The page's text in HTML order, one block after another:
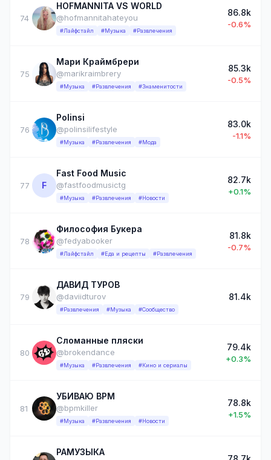
74
HOFMANNITA VS WORLD
@hofmannitahateyou
#Лайфстайл #Музыка #Развлечения
86.8k
-0.6%
75
Мари Краймбрери
@marikraimbrery
#Музыка #Развлечения #Знаменитости
85.3k
-0.5%
76
Polinsi
@polinsilifestyle
#Музыка #Развлечения #Мода
83.0k
-1.1%
77 F
Fast Food Music
@fastfoodmusictg
#Музыка #Развлечения #Новости
82.7k
+0.1%
78
Философия Букера
@fedyabooker
#Лайфстайл #Еда и рецепты #Развлечения
81.8k
-0.7%
79
ДАВИД ТУРОВ
@daviidturov
#Развлечения #Музыка #Сообщество
81.4k
80
Сломанные пляски
@brokendance
#Музыка #Развлечения #Кино и сериалы
79.4k
+0.3%
81
УБИВАЮ BPM
@bpmkiller
#Музыка #Развлечения #Новости
78.8k
+1.5%
РАМУЗЫКА